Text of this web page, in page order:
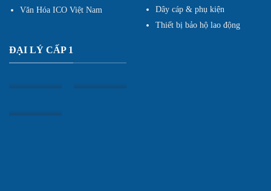
Văn Hóa ICO Việt Nam
Dây cáp & phụ kiện
Thiết bị bảo hộ lao động
ĐẠI LÝ CẤP 1